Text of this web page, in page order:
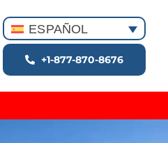
ESPAÑOL
+1-877-870-8676